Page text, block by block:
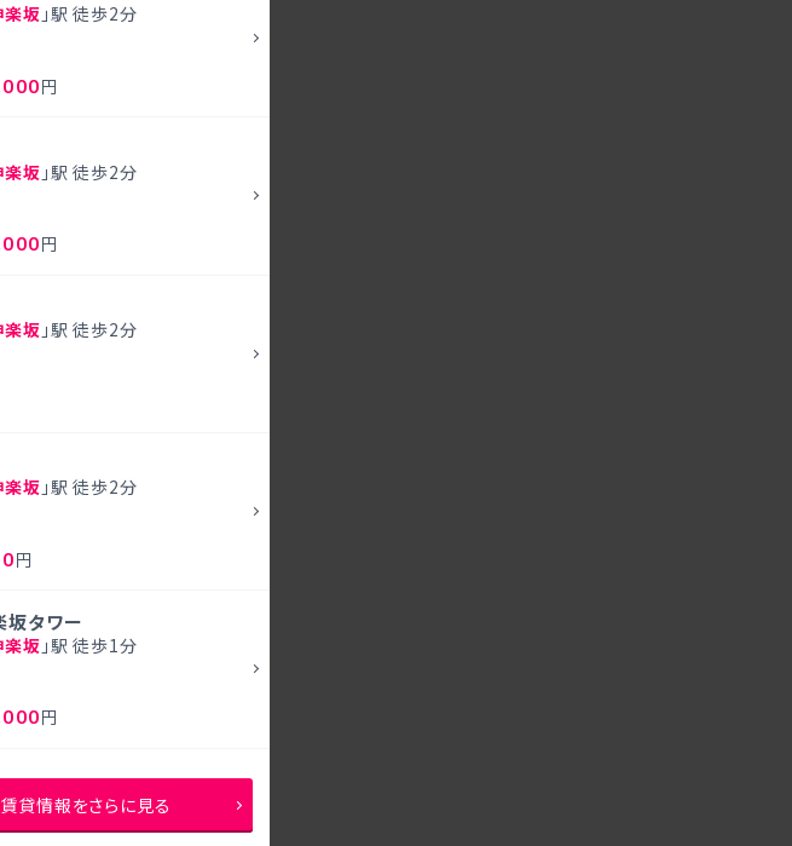
楽坂 」駅 徒歩2分
円
楽坂 」駅 徒歩2分
円
楽坂 」駅 徒歩2分
楽坂 」駅 徒歩2分
円
坂タワー
楽坂 」駅 徒歩1分
円
貸情報をさらに見る